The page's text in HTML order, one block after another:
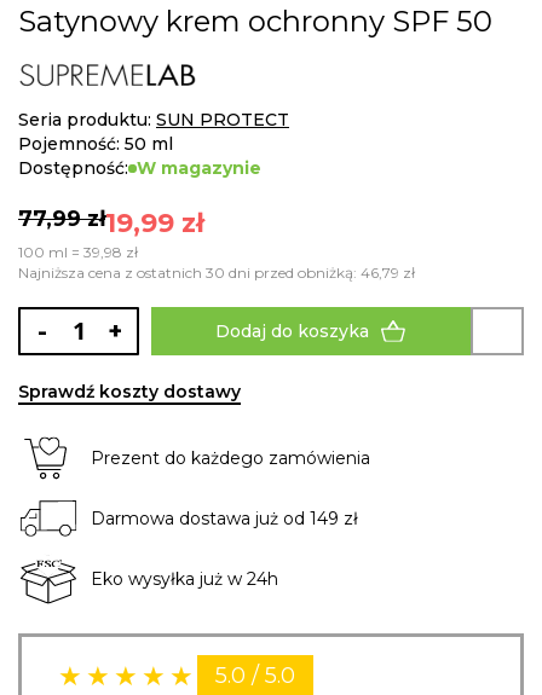
Skip
to
the
beginning
of
the
images
gallery
Satynowy krem ochronny SPF 50
Seria produktu: SUN PROTECT
Pojemność: 50 ml
Dostępność: W magazynie
19,99 zł
77,99 zł
100 ml = 39,98 zł
Najniższa cena z ostatnich 30 dni przed obniżką: 46,79 zł
- + Dodaj do koszyka
Sprawdź koszty dostawy
Prezent do każdego zamówienia
Darmowa dostawa już od 149 zł
Eko wysyłka już w 24h
5.0 / 5.0